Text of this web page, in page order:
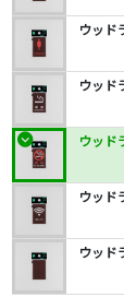
ウッド
ウッド
ウッド
ウッド
ウッド